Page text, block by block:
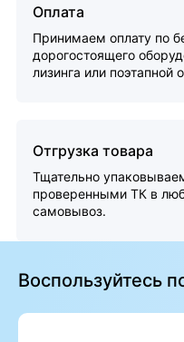
Оплата
Принимаем оплату по
дорогостоящего
лизинга или поэтапной
Отгрузка товара
Тщательно
проверенными ТК в
самовывоз.
Воспользуйтесь